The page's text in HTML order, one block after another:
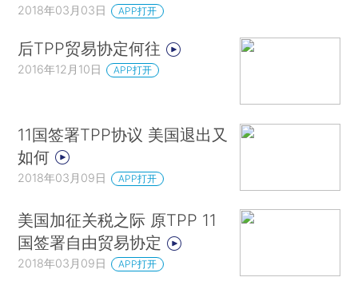
2018年03月03日 APP打开
后TPP贸易协定何往
2016年12月10日 APP打开
11国签署TPP协议 美国退出又
如何
2018年03月09日 APP打开
美国加征关税之际 原TPP 11
国签署自由贸易协定
2018年03月09日 APP打开